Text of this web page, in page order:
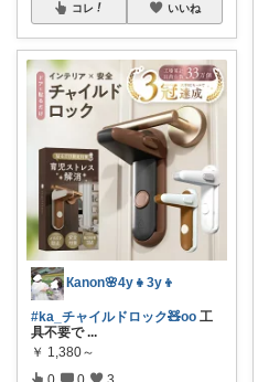
コレ いいね
Кanon🌸4y👧3y👦
#ka_チャイルドロック🧸oo 工
具不要で ...
￥ 1,380～
0 0 3